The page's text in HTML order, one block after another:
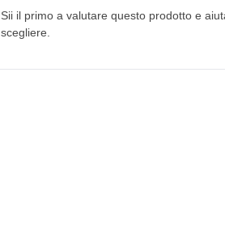
Sii il primo a valutare questo prodotto e
scegliere.